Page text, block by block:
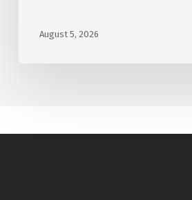
August 5, 2026